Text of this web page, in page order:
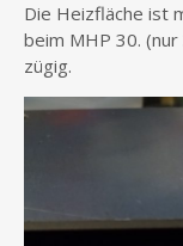
Die Heizfläche ist
beim MHP 30.
zügig.